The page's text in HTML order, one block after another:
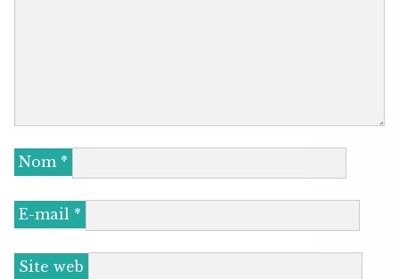
Nom *
E-mail *
Site web